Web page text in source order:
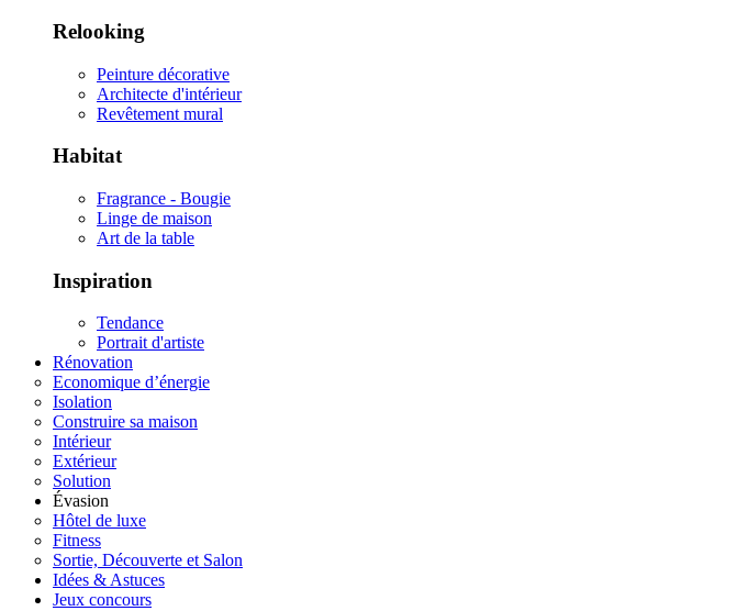
Relooking
Peinture décorative
Architecte d'intérieur
Revêtement mural
Habitat
Fragrance - Bougie
Linge de maison
Art de la table
Inspiration
Tendance
Portrait d'artiste
Rénovation
Economique d’énergie
Isolation
Construire sa maison
Intérieur
Extérieur
Solution
Évasion
Hôtel de luxe
Fitness
Sortie, Découverte et Salon
Idées & Astuces
Jeux concours